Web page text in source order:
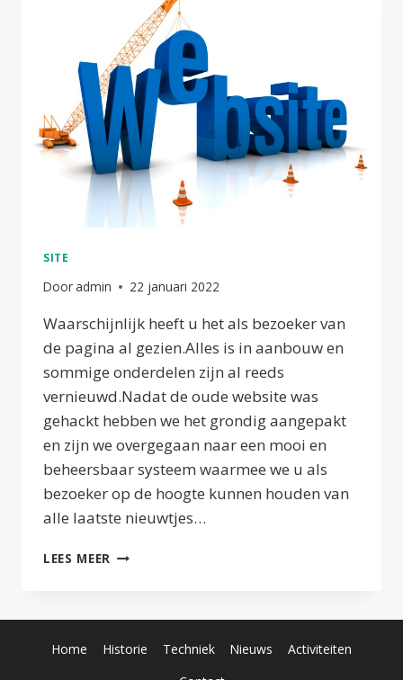
SITE
Door admin 22 januari 2022
Waarschijnlijk heeft u het als bezoeker van
de pagina al gezien.Alles is in aanbouw en
sommige onderdelen zijn al reeds
vernieuwd.Nadat de oude website was
gehackt hebben we het grondig aangepakt
en zijn we overgegaan naar een mooi en
beheersbaar systeem waarmee we u als
bezoeker op de hoogte kunnen houden van
alle laatste nieuwtjes…
LEES MEER NIEUWE
Home Historie Techniek Nieuws
Activiteiten